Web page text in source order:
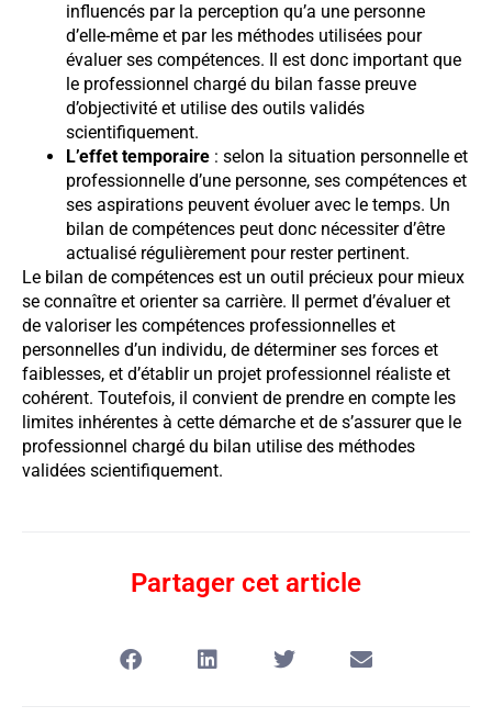
influencés par la perception qu’a une personne
d’elle-même et par les méthodes utilisées pour
évaluer ses compétences. Il est donc important que
le professionnel chargé du bilan fasse preuve
d’objectivité et utilise des outils validés
scientifiquement.
L’effet temporaire : selon la situation personnelle et
professionnelle d’une personne, ses compétences et
ses aspirations peuvent évoluer avec le temps. Un
bilan de compétences peut donc nécessiter d’être
actualisé régulièrement pour rester pertinent.
Le bilan de compétences est un outil précieux pour mieux
se connaître et orienter sa carrière. Il permet d’évaluer et
de valoriser les compétences professionnelles et
personnelles d’un individu, de déterminer ses forces et
faiblesses, et d’établir un projet professionnel réaliste et
cohérent. Toutefois, il convient de prendre en compte les
limites inhérentes à cette démarche et de s’assurer que le
professionnel chargé du bilan utilise des méthodes
validées scientifiquement.
Partager cet article